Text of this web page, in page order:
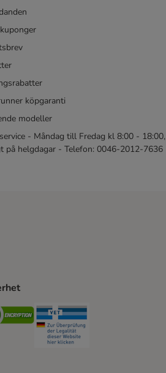
köpgaranti
modeller
- Måndag till Fredag kl 8:00 - 18:00,
på helgdagar - Telefon: 0046-2012-7636
Security